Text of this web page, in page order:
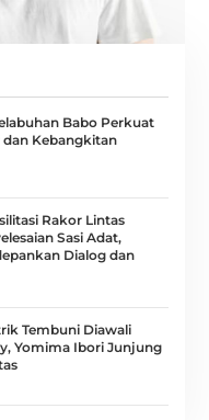
Babo Perkuat
dan Kebangkitan
Rakor Lintas
Sasi Adat,
Dialog dan
Tembuni Diawali
Yomima Ibori Junjung